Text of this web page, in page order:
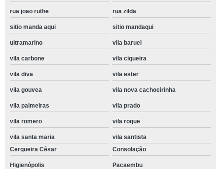
rua joao ruthe rua zilda
sitio manda aqui sitio mandaqui
ultramarino vila baruel
vila carbone vila ciqueira
vila diva vila ester
vila gouvea vila nova cachoeirinha
vila palmeiras vila prado
vila romero vila roque
vila santa maria
vila santista
Cerqueira César
Consolação
Higienópolis Pacaembu